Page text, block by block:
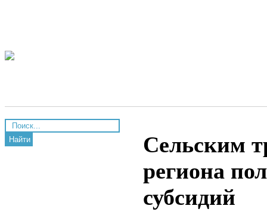
Найти
Сельским
региона
субсидий